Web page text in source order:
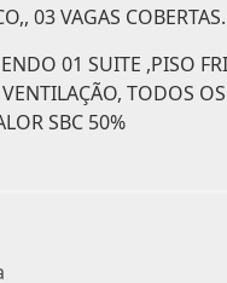
03 VAGAS
01 SUITE ,PISO
TODOS
SBC 50%